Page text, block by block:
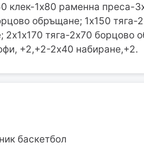
клек-1х80 раменна преса-
обръщане; 1х150
тяга-2х70 борцово
+2,+2-2х40 набиране,+2.
баскетбол